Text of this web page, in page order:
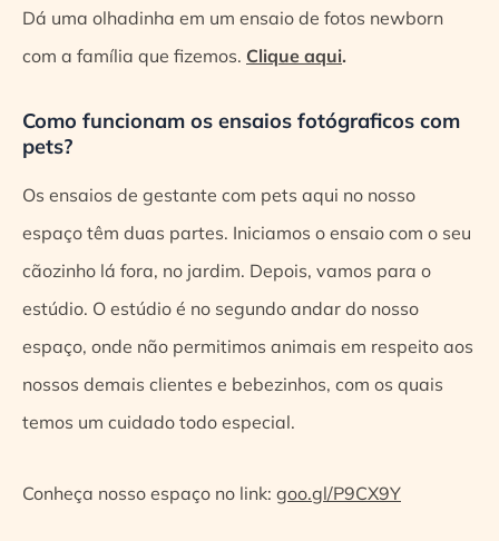
Dá uma olhadinha em um ensaio de fotos newborn
com a família que fizemos. Clique aqui.
Como funcionam os ensaios fotógraficos com
pets?
Os ensaios de gestante com pets aqui no nosso
espaço têm duas partes. Iniciamos o ensaio com o seu
cãozinho lá fora, no jardim. Depois, vamos para o
estúdio. O estúdio é no segundo andar do nosso
espaço, onde não permitimos animais em respeito aos
nossos demais clientes e bebezinhos, com os quais
temos um cuidado todo especial.
Conheça nosso espaço no link: goo.gl/P9CX9Y